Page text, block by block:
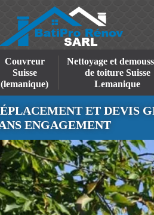
Couvreur
Suisse
(lemanique)
Nettoyage et
de toiture Suisse
Lemanique
ET DEVIS
ENGAGEMENT